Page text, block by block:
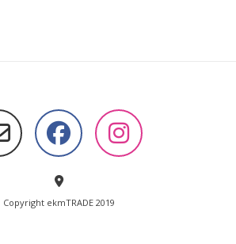
Copyright ekmTRADE 2019